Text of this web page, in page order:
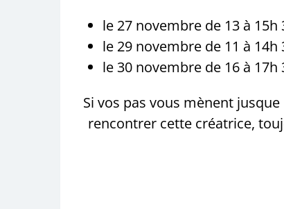
le 27 novembre de 13 à 15h
le 29 novembre de 11 à 14h
le 30 novembre de 16 à 17h
Si vos pas vous mènent
rencontrer cette créatrice,